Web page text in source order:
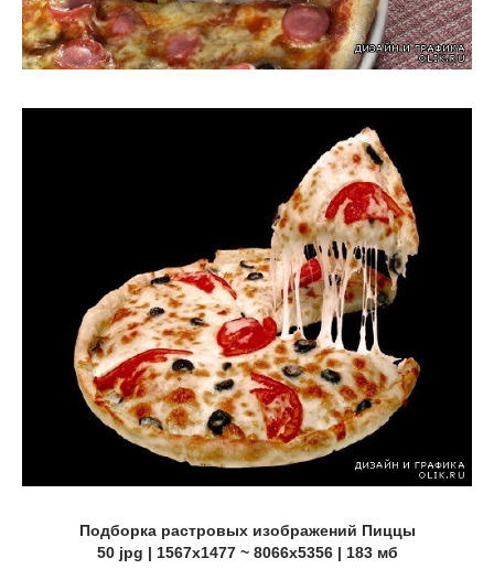
Подборка растровых изображений Пиццы
50 jpg | 1567x1477 ~ 8066x5356 | 183 мб